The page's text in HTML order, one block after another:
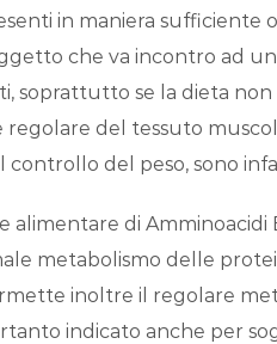
in maniera sufficiente
che va incontro ad
soprattutto se la dieta
del tessuto
del peso, sono
alimentare di
metabolismo delle
inoltre il regolare
indicato anche per